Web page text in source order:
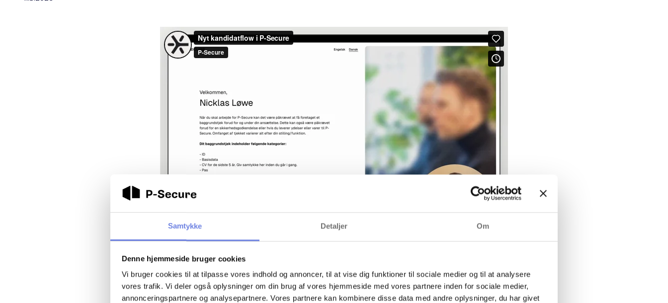
Samtykke Detaljer Om
Denne hjemmeside bruger cookies
Vi bruger cookies til at tilpasse vores indhold og annoncer, til at vise dig funktioner til sociale medier og til at analysere
vores trafik. Vi deler også oplysninger om din brug af vores hjemmeside med vores partnere inden for sociale medier,
annonceringspartnere og analysepartnere. Vores partnere kan kombinere disse data med andre oplysninger, du har givet